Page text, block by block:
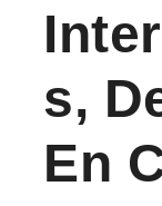
S,
En